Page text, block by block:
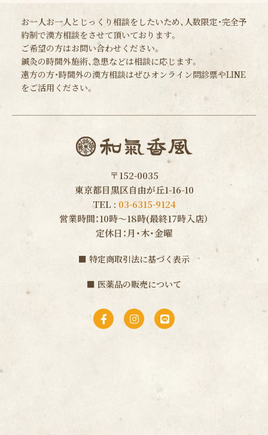
お一人お一人とじっくり相談をしたいため、人数限定・完全予
約制で漢方相談をさせて頂いております。
ご希望の方はお問い合わせください。
鍼灸の時間外施術、急患などは相談に応じます。
遠方の方・時間外の漢方相談はぜひオンライン問診票やLINE
をご活用ください。
〒152-0035
東京都目黒区自由が丘1-16-10
TEL : 03-6315-9124
営業時間：10時〜18時(最終17時入店）
定休日：月・木・金曜
■ 特定商取引法に基づく表示
■ 医薬品の販売について
F
a
c
I
n
s
L
i
n